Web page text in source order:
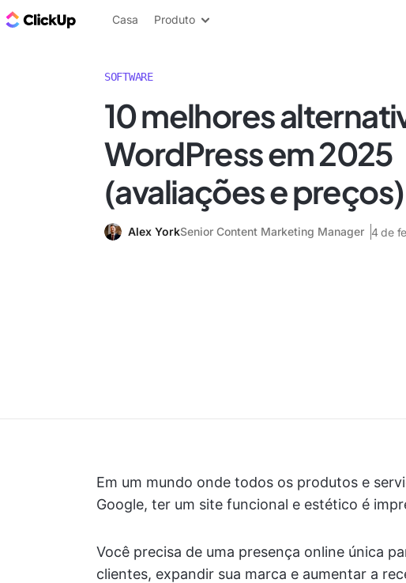
ClickUp Blogue
Casa Produto
SOFTWARE
10 melhores
WordPress em 2025
(avaliações e preços)
Alex YorkSenior Content Marketing Manager 4 de
Em um mundo onde todos os produtos e
Google, ter um site funcional e estético é
Você precisa de uma presença online única
clientes, expandir sua marca e aumentar a